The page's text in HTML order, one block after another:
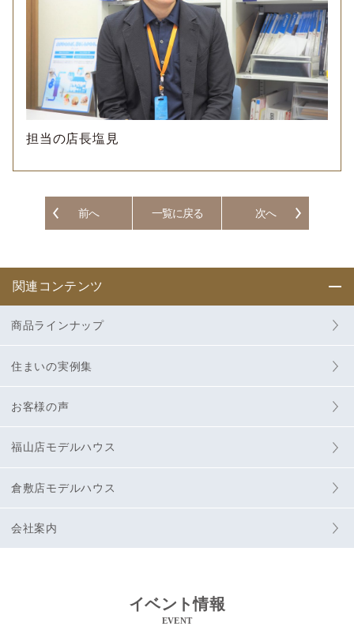
担当の店長塩見
前へ 一覧に戻る 次へ
関連コンテンツ
商品ラインナップ
住まいの実例集
お客様の声
福山店モデルハウス
倉敷店モデルハウス
会社案内
イベント情報
EVENT